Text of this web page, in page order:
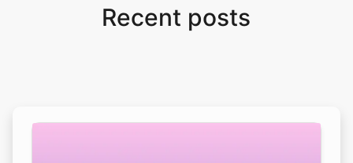
Recent posts